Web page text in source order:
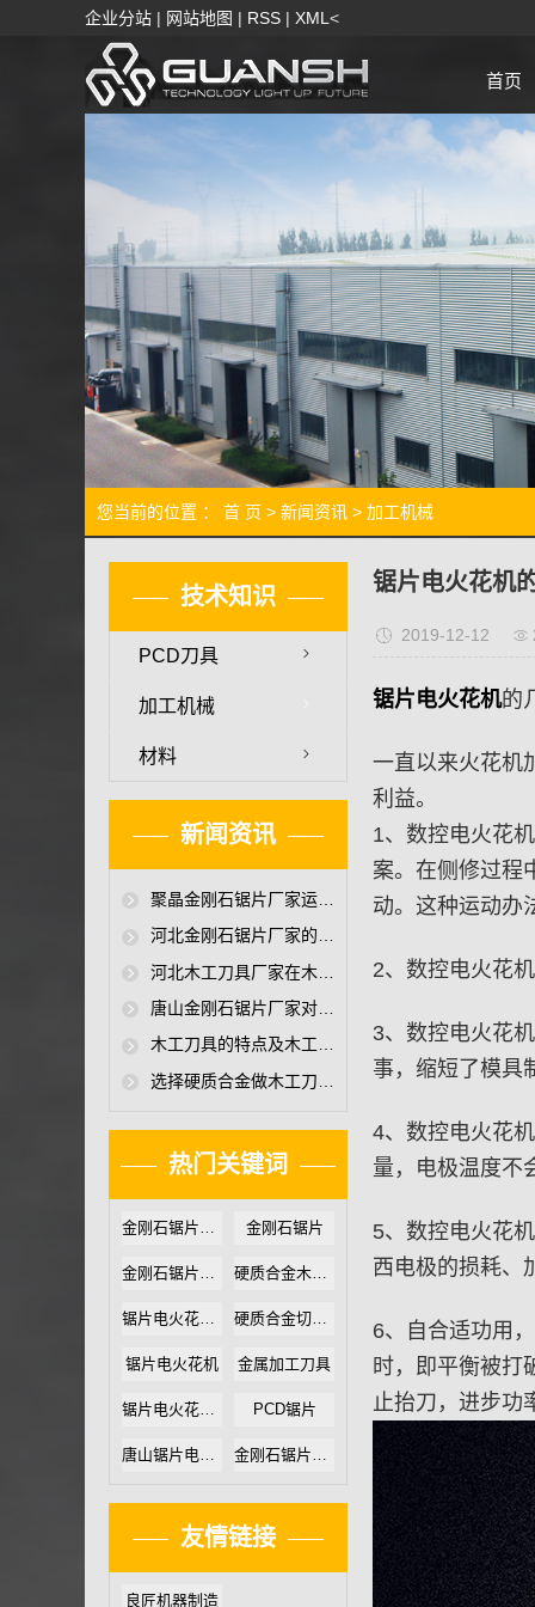
企业分站 | 网站地图 | RSS | XML <
首页
您当前的位置 ： 首 页 > 新闻资讯 > 加工机械
技术知识
PCD刀具
加工机械
材料
新闻资讯
聚晶金刚石锯片厂家运用金刚石锯片中的首要问题
河北金刚石锯片厂家的颗粒刨花板锯切聚晶金刚石锯片
河北木工刀具厂家在木工刀具放电加工机技术超硬金刚石木工刀具应用
唐山金刚石锯片厂家对超硬聚晶金刚石锯片性能介绍
木工刀具的特点及木工刀具厂家提高木工刀具耐磨损技术
选择硬质合金做木工刀具时，木工刀具厂家必须要注意哪些
热门关键词
金刚石锯片
锯片电火花机 金属加工刀具
PCD锯片
友情链接
良匠机器制造
锯片电火花机
2019-12-12
锯片电火花机的
一直以来火花机
利益。
1、数控电火花
案。在侧修过程
动。这种运动办
2、数控电火花
3、数控电火花
事，缩短了模具
4、数控电火花
量，电极温度不
5、数控电火花
西电极的损耗、
6、自合适功用
时，即平衡被打
止抬刀，进步功